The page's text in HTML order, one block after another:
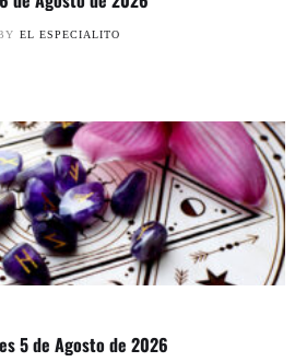
EL ESPECIALITO
5 de Agosto de 2026